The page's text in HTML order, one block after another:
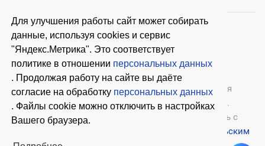
Для улучшения работы сайт может собирать
данные, используя cookies и сервис
"Яндекс.Метрика". Это соответствует
политике в отношении персональных данных
. Продолжая работу на сайте вы даёте
согласие на обработку персональных данных
. Файлы cookie можно отключить в настройках
Вашего браузера.
© 2026 ООО «Автомастер»— оборудование для
автосервиса, шиномонтажное оборудование.
Оставляя заявки на нашем сайте, ознакомьтесь с
Пользовательским